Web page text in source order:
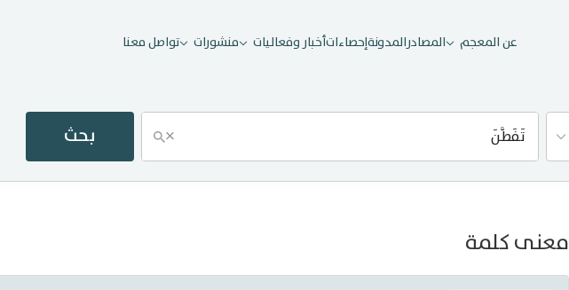
عن المعجم المصادرالمدونةإحصاءاتأخبار وفعاليات منشورات تواصل معنا
× بحث
معنى كلمة